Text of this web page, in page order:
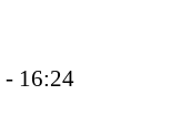
- 16:24